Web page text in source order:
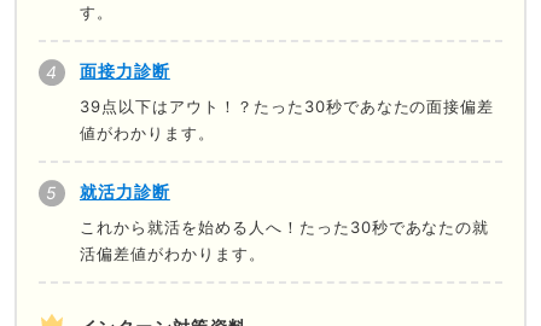
す。
面接力診断
39点以下はアウト！？たった30秒であなたの面接偏差
値がわかります。
就活力診断
これから就活を始める人へ！たった30秒であなたの就
活偏差値がわかります。